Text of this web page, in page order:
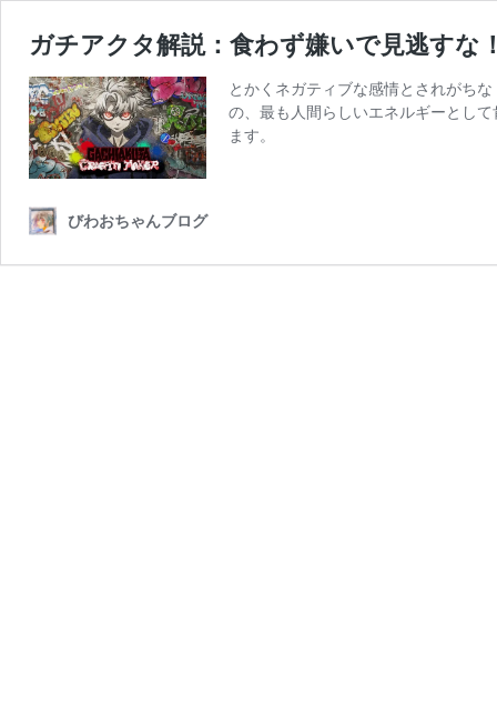
ガチアクタ解説：食わず嫌いで見逃すな
とかくネガティブな感情とされがち
の、最も人間らしいエネルギーとし
ます。
びわおちゃんブログ